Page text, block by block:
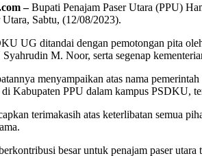
–Bupati Penajam Paser Utara (PPU)
Sabtu, (12/08/2023).
UG ditandai dengan pemotongan pita
M. Noor, serta segenap
menyampaikan atas nama
Kabupaten PPU dalam kampus PSDKU,
terimakasih atas keterlibatan semua
besar untuk penajam paser